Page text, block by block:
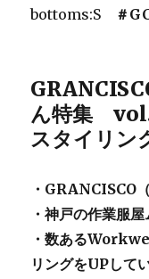
bottoms:S
＃
ん特集
スタイリン
・GRANCISCO
・神戸の作業服
・数ある
リングをUPして